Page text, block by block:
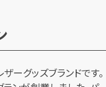
ーグッズブランドです。